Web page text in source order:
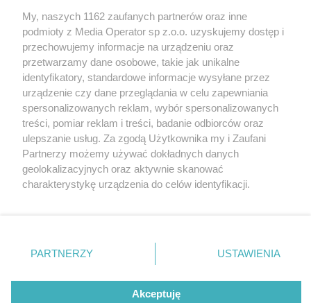
fot: źródło: Urząd Miasta Sosnowiec
Sosnowiec. Trwa głosowanie nad Budżetem
Obywatelskim na rok 2026. Pospieszcie się i
3 / 4
XII Budżet Obywatelski w
Wydawca mediów lokalnych
Nie zapomnij
zapoznać się z:
polityką prywatności
Twojemiasto
Piekary Śląskie
Chorzów
Tarnowskie Góry
Gliwice
Skontakuj sięz nami
Kontakt
Redakcja
Newsletter
My, naszych 1162 zaufanych partnerów oraz inne
podmioty z Media Operator sp z.o.o. uzyskujemy dostęp i
przechowujemy informacje na urządzeniu oraz
przetwarzamy dane osobowe, takie jak unikalne
identyfikatory, standardowe informacje wysyłane przez
urządzenie czy dane przeglądania w celu zapewniania
spersonalizowanych reklam, wybór spersonalizowanych
treści, pomiar reklam i treści, badanie odbiorców oraz
ulepszanie usług. Za zgodą Użytkownika my i Zaufani
Partnerzy możemy używać dokładnych danych
geolokalizacyjnych oraz aktywnie skanować
charakterystykę urządzenia do celów identyfikacji.
zmienić/wycofać klikając przycisk ustawień prywatności
znajdujący się w lewym dolnym rogu strony
rodzaje przetwarzania danych nie wymagają zgody
użytkownika, ale masz prawo sprzeciwić się takiemu
PARTNERZY USTAWIENIA
Akceptuję